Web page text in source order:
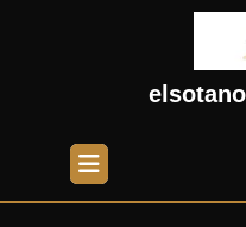
Open
Button